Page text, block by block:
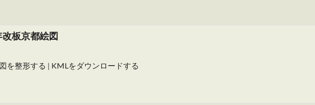
板京都絵図
を整形する | KMLをダウンロードする